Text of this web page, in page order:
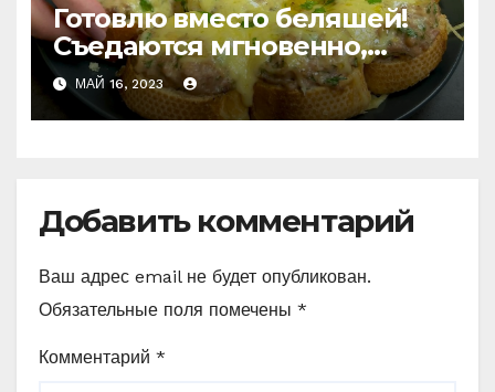
Готовлю вместо беляшей!
Съедаются мгновенно,
даже остыть не успеют!
МАЙ 16, 2023
Добавить комментарий
Ваш адрес email не будет опубликован.
Обязательные поля помечены *
Комментарий *